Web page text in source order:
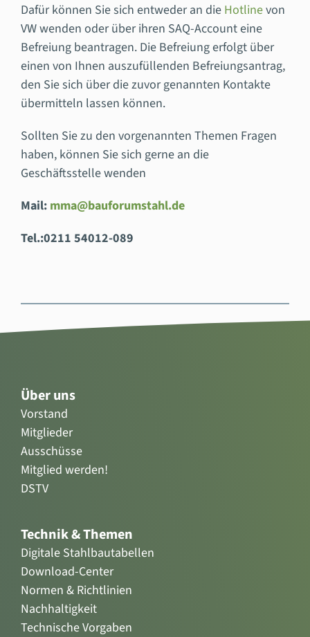
Dafür können Sie sich entweder an die Hotlinevon
VW wenden oder über ihren SAQ-Account eine
Befreiung beantragen. Die Befreiung erfolgt über
einen von Ihnen auszufüllenden Befreiungsantrag,
den Sie sich über die zuvor genannten Kontakte
übermitteln lassen können.
Sollten Sie zu den vorgenannten Themen Fragen
haben, können Sie sich gerne an die
Geschäftsstelle wenden
Mail: mma@bauforumstahl.de
Tel.:0211 54012-089
Über uns
Vorstand
Mitglieder
Ausschüsse
Mitglied werden!
DSTV
Technik & Themen
Digitale Stahlbautabellen
Download-Center
Normen & Richtlinien
Nachhaltigkeit
Technische Vorgaben